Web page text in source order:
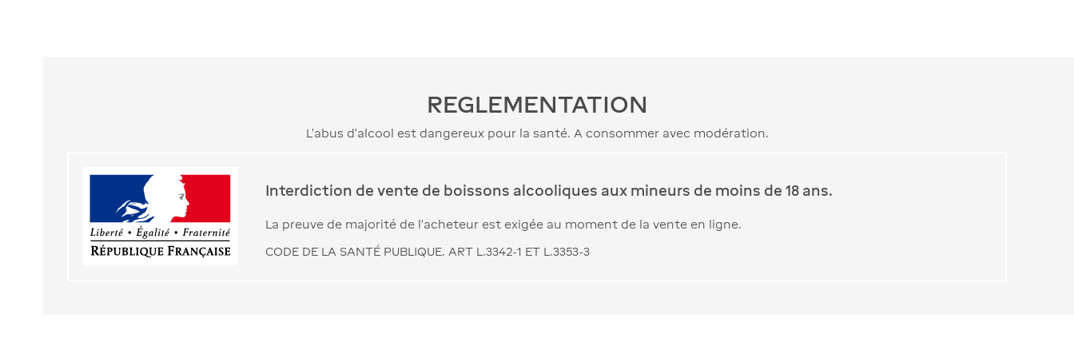
REGLEMENTATION
L’abus d’alcool est dangereux pour la santé. A consommer avec modération.
Interdiction de vente de boissons alcooliques aux mineurs de moins de 18 ans.
La preuve de majorité de l’acheteur est exigée au moment de la vente en ligne.
CODE DE LA SANTÉ PUBLIQUE. ART L.3342-1 ET L.3353-3